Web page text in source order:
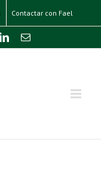
Contactar con Fael